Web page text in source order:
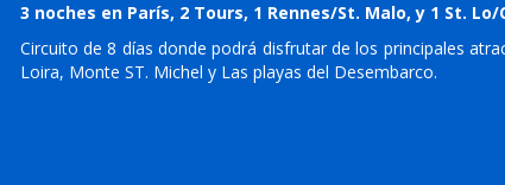
3 noches en París, 2 Tours, 1 Rennes/St. Malo, y 1 St. Lo/
Circuito de 8 días donde podrá disfrutar de los principales
Loira, Monte ST. Michel y Las playas del Desembarco.